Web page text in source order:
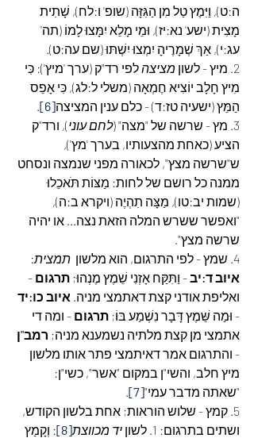
ה:ט), וַיִּמֶץ טַל מִן הַגִּזָּה (שופ' ו:לח), שָׁתִית
מָצִית (ישע' נא:יז), וּמֵי מָלֵא יִמָּצוּ לָמוֹ (תה'
עג:י), אַךְ שְׁמָרֶיהָ יִמְצוּ יִשְׁתּוּ (שם עה:ט).
2. מיץ - לשון
מציצה לפי רד"ק (ערך 'מיץ'): כִּי
מִיץ חָלָב יוֹצִיא חֶמְאָה (משלי ל:לג), כִּי אָפֵס
הַמֵּץ (ישעיה טז:ד) - כלם ענין המציצה[6]
.
3. מץ - שרשה של "מצה" (
לחם עוני), ורד"ק
הציע (כאחת מהצעותיו, בערך 'מץ'),
ש"שרשה מצץ", לכאורה מפני שנמצה ונסחט
ממנה כל רושם של לחות: מַצּוֹת תֹּאכֵלוּ
(שמות יב:טו), מַצָּה תִהְיֶה (ויקרא ב:ה),
"ואפשר ששרש המלה הזאת נצה... או יהיה
שרשה מצץ".
4. שמץ - לפי התרגום, הוא מלשון
תמצית:
איוב ד:יב - וַתִּקַּח אָזְנִי שֵׁמֶץ מֶנְהוּ; תרגום -
ואליפת אודני קצת דאתמצי מניה. איוב כו:יד
- וּמַה שֵּׁמֶץ דָּבָר נִשְׁמַע בּוֹ; תרגום - ומה די
אתמצי מן קצת מלתיה נשמענא מניה; רמב"ן
- והתרגום אמר דאיתמצי פתר אותו מלשון
מיץ חלב, והשי"ן במקום "אשר", כשי"ן:
"שאתה מדבר עמי"[7]
.
5. קמץ - שלוש הוראות; אחת בלשון הקודש,
ושתים בתרגום: 1. לשון
יד מכווצת[8]
: וְקָמַץ